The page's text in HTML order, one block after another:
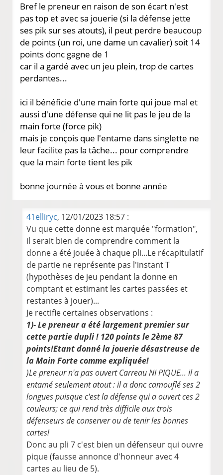
Bref le preneur en raison de son écart n'est
pas top et avec sa jouerie (si la défense jette
ses pik sur ses atouts), il peut perdre beaucoup
de points (un roi, une dame un cavalier) soit 14
points donc gagne de 1
car il a gardé avec un jeu plein, trop de cartes
perdantes...
ici il bénéficie d'une main forte qui joue mal et
aussi d'une défense qui ne lit pas le jeu de la
main forte (force pik)
mais je conçois que l'entame dans singlette ne
leur facilite pas la tâche... pour comprendre
que la main forte tient les pik
bonne journée à vous et bonne année
41elliryc, 12/01/2023 18:57 :
Vu que cette donne est marquée "formation",
il serait bien de comprendre comment la
donne a été jouée à chaque pli...Le récapitulatif
de partie ne représente pas l'instant T
(hypothèses de jeu pendant la donne en
comptant et estimant les cartes passées et
restantes à jouer)...
Je rectifie certaines observations :
1)- Le preneur a été largement premier sur
cette partie dupli ! 120 points le 2ème 87
points!Etant donné la jouerie désastreuse de
la Main Forte comme expliquée!
)Le preneur n'a pas ouvert Carreau NI PIQUE... il a
entamé seulement atout : il a donc camouflé ses 2
longues puisque c'est la défense qui a ouvert ces 2
couleurs; ce qui rend très difficile aux trois
défenseurs de conserver ou de tenir les bonnes
cartes!
Donc au pli 7 c'est bien un défenseur qui ouvre
pique (fausse annonce d'honneur avec 4
cartes au lieu de 5).